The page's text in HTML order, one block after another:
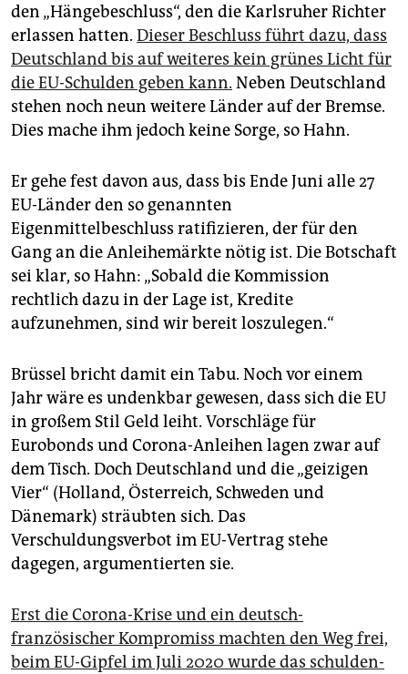
den „Hängebeschluss“, den die Karlsruher Richter
erlassen hatten. Dieser Beschluss führt dazu, dass
Deutschland bis auf weiteres kein grünes Licht für
die EU-Schulden geben kann. Neben Deutschland
stehen noch neun weitere Länder auf der Bremse.
Dies mache ihm jedoch keine Sorge, so Hahn.
Er gehe fest davon aus, dass bis Ende Juni alle 27
EU-Länder den so genannten
Eigenmittelbeschluss ratifizieren, der für den
Gang an die Anleihemärkte nötig ist. Die Botschaft
sei klar, so Hahn: „Sobald die Kommission
rechtlich dazu in der Lage ist, Kredite
aufzunehmen, sind wir bereit loszulegen.“
Brüssel bricht damit ein Tabu. Noch vor einem
Jahr wäre es undenkbar gewesen, dass sich die EU
in großem Stil Geld leiht. Vorschläge für
Eurobonds und Corona-Anleihen lagen zwar auf
dem Tisch. Doch Deutschland und die „geizigen
Vier“ (Holland, Österreich, Schweden und
Dänemark) sträubten sich. Das
Verschuldungsverbot im EU-Vertrag stehe
dagegen, argumentierten sie.
Erst die Corona-Krise und ein deutsch-
französischer Kompromiss machten den Weg frei,
beim EU-Gipfel im Juli 2020 wurde das schulden-